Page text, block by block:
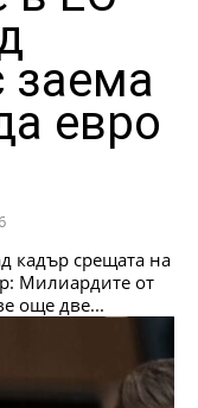
заема
евро
кадър срещата на
още две...